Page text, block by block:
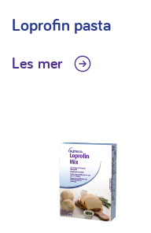
Loprofin pasta
Les mer